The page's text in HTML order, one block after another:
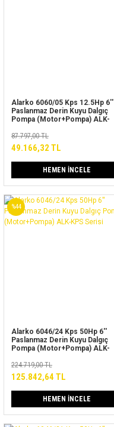
Alarko 6060/05 Kps 12.5Hp 6''
Paslanmaz Derin Kuyu Dalgıç
Pompa (Motor+Pompa) ALK-
87.797,00 TL
49.166,32 TL
HEMEN İNCELE
%44
Alarko 6046/24 Kps 50Hp 6''
Paslanmaz Derin Kuyu Dalgıç
Pompa (Motor+Pompa) ALK-
224.719,00 TL
125.842,64 TL
HEMEN İNCELE